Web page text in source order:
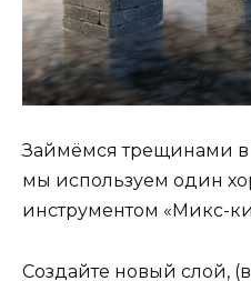
Займёмся трещинами в
мы используем один
инструментом «Микс-
Создайте новый слой,